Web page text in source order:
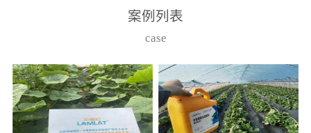
案例列表
case